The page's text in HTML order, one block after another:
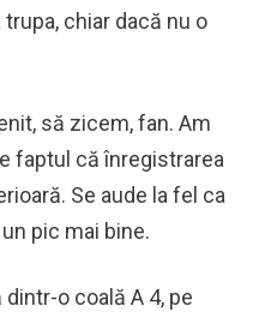
chiar dacă nu o
să zicem, fan. Am
faptul că înregistrarea
Se aude la fel ca
pic mai bine.
o coală A 4, pe